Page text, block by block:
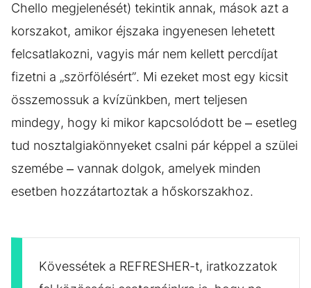
Chello megjelenését) tekintik annak, mások azt a
korszakot, amikor éjszaka ingyenesen lehetett
felcsatlakozni, vagyis már nem kellett percdíjat
fizetni a „szörfölésért”. Mi ezeket most egy kicsit
összemossuk a kvízünkben, mert teljesen
mindegy, hogy ki mikor kapcsolódott be – esetleg
tud nosztalgiakönnyeket csalni pár képpel a szülei
szemébe – vannak dolgok, amelyek minden
esetben hozzátartoztak a hőskorszakhoz.
Kövessétek a REFRESHER-t, iratkozzatok